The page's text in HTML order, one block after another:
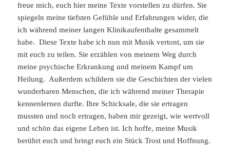
freue mich, euch hier meine Texte vorstellen zu dürfen. Sie
spiegeln meine tiefsten Gefühle und Erfahrungen wider, die
ich während meiner langen Klinikaufenthalte gesammelt
habe. Diese Texte habe ich nun mit Musik vertont, um sie
mit euch zu teilen. Sie erzählen von meinem Weg durch
meine psychische Erkrankung und meinem Kampf um
Heilung. Außerdem schildern sie die Geschichten der vielen
wunderbaren Menschen, die ich während meiner Therapie
kennenlernen durfte. Ihre Schicksale, die sie ertragen
mussten und noch ertragen, haben mir gezeigt, wie wertvoll
und schön das eigene Leben ist. Ich hoffe, meine Musik
berührt euch und bringt euch ein Stück Trost und Hoffnung.